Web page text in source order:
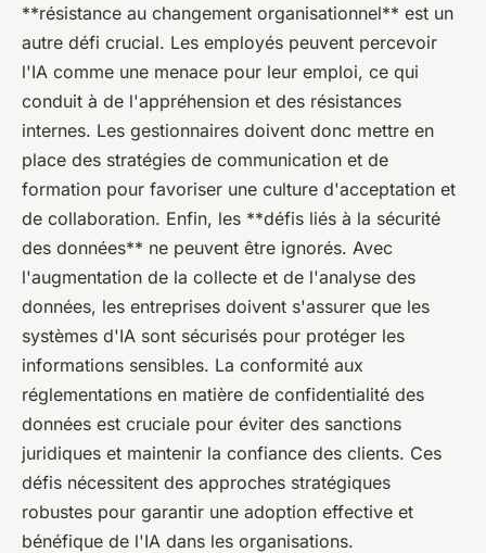
**résistance au changement organisationnel** est un
autre défi crucial. Les employés peuvent percevoir
l'IA comme une menace pour leur emploi, ce qui
conduit à de l'appréhension et des résistances
internes. Les gestionnaires doivent donc mettre en
place des stratégies de communication et de
formation pour favoriser une culture d'acceptation et
de collaboration. Enfin, les **défis liés à la sécurité
des données** ne peuvent être ignorés. Avec
l'augmentation de la collecte et de l'analyse des
données, les entreprises doivent s'assurer que les
systèmes d'IA sont sécurisés pour protéger les
informations sensibles. La conformité aux
réglementations en matière de confidentialité des
données est cruciale pour éviter des sanctions
juridiques et maintenir la confiance des clients. Ces
défis nécessitent des approches stratégiques
robustes pour garantir une adoption effective et
bénéfique de l'IA dans les organisations.